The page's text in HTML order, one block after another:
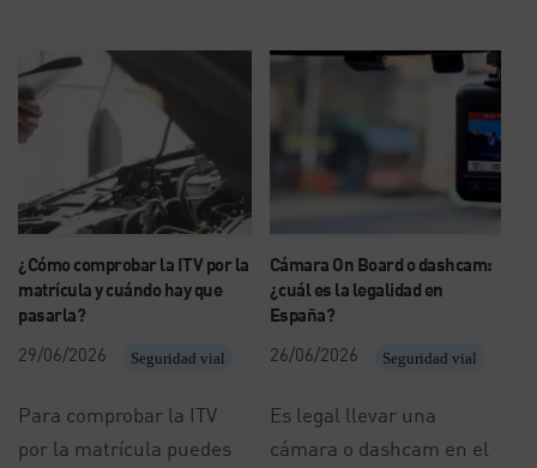
¿Cómo comprobar la ITV por la
matrícula y cuándo hay que
pasarla?
29/06/2026
Seguridad vial
Para comprobar la ITV
por la matrícula puedes
Cámara On Board o dashcam:
¿cuál es la legalidad en
España?
26/06/2026
Seguridad vial
Es legal llevar una
cámara o dashcam en el